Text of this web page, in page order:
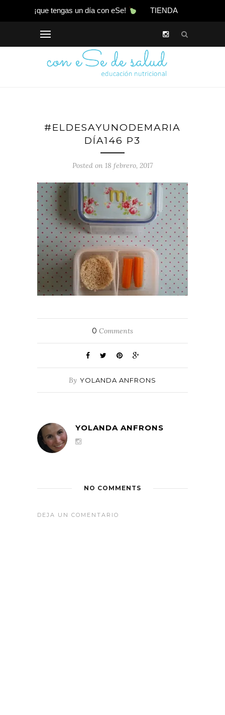
¡que tengas un día con eSe! TIENDA
#ELDESAYUNODEMARIA
DÍA146 P3
Posted on 18 febrero, 2017
0 Comments
By YOLANDA ANFRONS
YOLANDA ANFRONS
NO COMMENTS
DEJA UN COMENTARIO